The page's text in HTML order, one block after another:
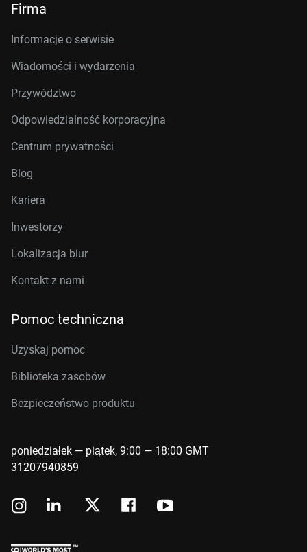
Firma
Informacje o serwisie
Wiadomości i wydarzenia
Przywództwo
Odpowiedzialność korporacyjna
Centrum prywatności
Blog
Kariera
Inwestorzy
Lokalizacja biur
Kontakt z nami
Pomoc techniczna
Uzyskaj pomoc
Biblioteka zasobów
Bezpieczeństwo produktu
poniedziałek — piątek, 9:00 — 18:00 GMT
31207940859